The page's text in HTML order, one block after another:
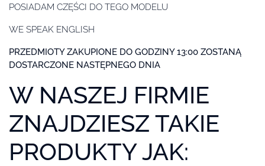
POSIADAM CZĘŚCI DO TEGO MODELU
WE SPEAK ENGLISH
PRZEDMIOTY ZAKUPIONE DO GODZINY 13:00 ZOSTANĄ
DOSTARCZONE NASTĘPNEGO DNIA
W NASZEJ FIRMIE
ZNAJDZIESZ TAKIE
PRODUKTY JAK: